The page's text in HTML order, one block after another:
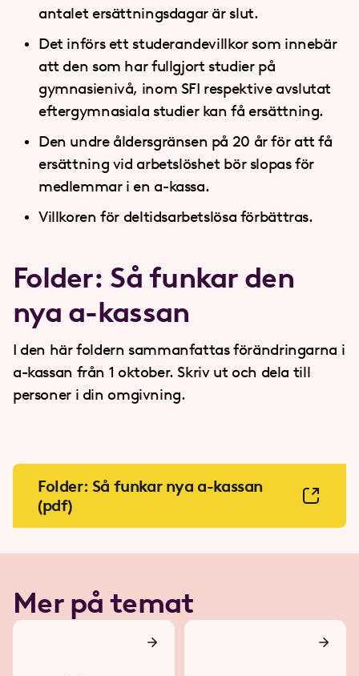
antalet ersättningsdagar är slut.
Det införs ett studerandevillkor som innebär
att den som har fullgjort studier på
gymnasienivå, inom SFI respektive avslutat
eftergymnasiala studier kan få ersättning.
Den undre åldersgränsen på 20 år för att få
ersättning vid arbetslöshet bör slopas för
medlemmar i en a-kassa.
Villkoren för deltidsarbetslösa förbättras.
Folder: Så funkar den
nya a-kassan
I den här foldern sammanfattas förändringarna i
a-kassan från 1 oktober. Skriv ut och dela till
personer i din omgivning.
Folder: Så funkar nya a-kassan
(pdf)
Mer på temat